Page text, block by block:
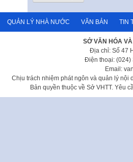
QUẢN LÝ NHÀ NƯỚC VĂN BẢN TIN
SỞ VĂN HÓA
Địa chỉ: Số 47
Điện thoại: (024)
Email:
Chịu trách nhiệm phát ngôn và quản lý nội
Bản quyền thuộc về Sở VHTT. Yêu